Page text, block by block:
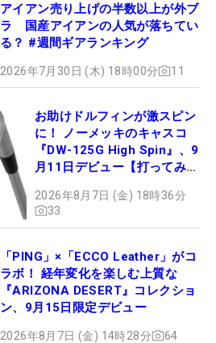
アイアン売り上げの半数以上が外ブ
ラ 国産アイアンの人気が落ちてい
る？ #週間ギアランキング
2026年7月30日 (木) 18時00分 11
お助けドルフィンが激スピン
に！ ノーメッキのキャスコ
『DW-125G High Spin』、9
月11日デビュー【打ってみ
2026年8月7日 (金) 18時36分
33
「PING」×「ECCO Leather」がコ
ラボ！ 経年変化を楽しむ上質な
『ARIZONA DESERT』コレクショ
ン、9月15日限定デビュー
2026年8月7日 (金) 14時28分 64